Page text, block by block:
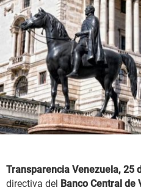
Transparencia Venezuela, 25
directiva del Banco Central de